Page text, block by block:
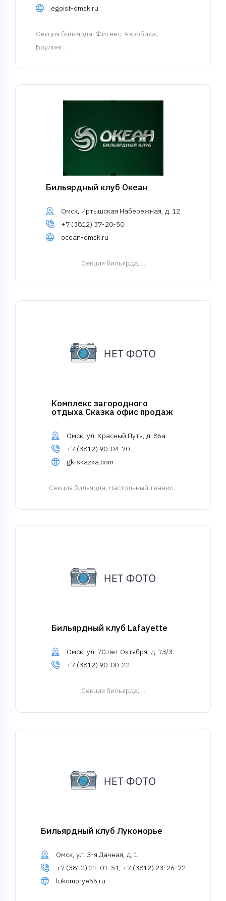
egoist-omsk.ru
Cекция бильярда; Фитнес; Аэробика;
Боулинг...
Бильярдный клуб Океан
Омск, Иртышская Набережная, д. 12
+7 (3812) 37-20-50
ocean-omsk.ru
Cекция бильярда; ...
Комплекс загородного
отдыха Сказка офис продаж
Омск, ул. Красный Путь, д. 86а
+7 (3812) 90-04-70
gk-skazka.com
Cекция бильярда; Настольный теннис...
Бильярдный клуб Lafayette
Омск, ул. 70 лет Октября, д. 13/3
+7 (3812) 90-00-22
Cекция бильярда; ...
Бильярдный клуб Лукоморье
Омск, ул. 3-я Дачная, д. 1
+7 (3812) 21-01-51, +7 (3812) 23-26-72
lukomorye55.ru